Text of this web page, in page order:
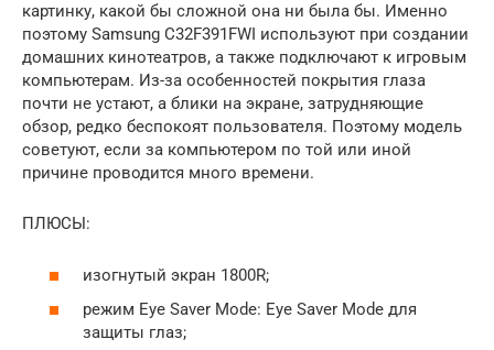
картинку, какой бы сложной она ни была бы. Именно
поэтому Samsung C32F391FWI используют при создании
домашних кинотеатров, а также подключают к игровым
компьютерам. Из-за особенностей покрытия глаза
почти не устают, а блики на экране, затрудняющие
обзор, редко беспокоят пользователя. Поэтому модель
советуют, если за компьютером по той или иной
причине проводится много времени.
ПЛЮСЫ:
изогнутый экран 1800R;
режим Eye Saver Mode: Eye Saver Mode для
защиты глаз;